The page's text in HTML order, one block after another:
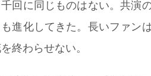
回に同じものはない。共演
進化してきた。長いファン
終わらせない。